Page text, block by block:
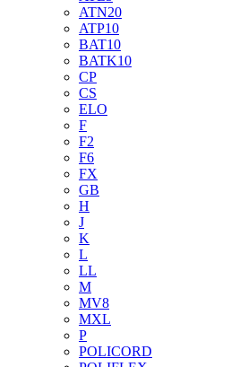
ATN20
ATP10
BAT10
BATK10
CP
CS
ELO
F
F2
F6
FX
GB
H
J
K
L
LL
M
MV8
MXL
P
POLICORD